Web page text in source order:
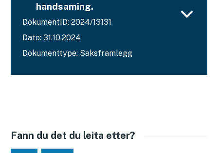
handsaming.
DokumentID: 2024/13131
Dato: 31.10.2024
Dokumenttype: Saksframlegg
Fann du det du leita etter?